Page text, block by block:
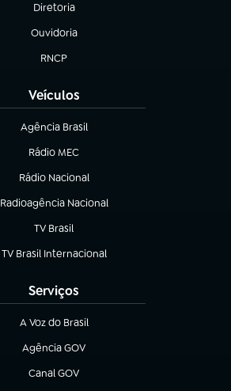
Diretoria
(abre em nova aba)
Ouvidoria
(abre em nova aba)
RNCP
(abre em nova aba)
Veículos
Agência Brasil
(abre em nova aba)
Rádio MEC
Rádio Nacional
(abre em nova aba)
Radioagência Nacional
(abre em nova aba)
TV Brasil
(abre em nova aba)
TV Brasil Internacional
(abre em nova aba)
Serviços
A Voz do Brasil
(abre em nova aba)
Agência GOV
(abre em nova aba)
Canal GOV
(abre em nova aba)